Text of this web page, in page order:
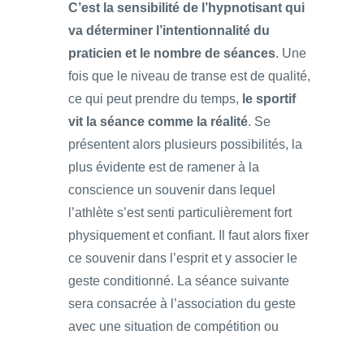
C’est la sensibilité de l’hypnotisant qui
va déterminer l’intentionnalité du
praticien et le nombre de séances. Une
fois que le niveau de transe est de qualité,
ce qui peut prendre du temps, le sportif
vit la séance comme la réalité. Se
présentent alors plusieurs possibilités, la
plus évidente est de ramener à la
conscience un souvenir dans lequel
l’athlète s’est senti particulièrement fort
physiquement et confiant. Il faut alors fixer
ce souvenir dans l’esprit et y associer le
geste conditionné. La séance suivante
sera consacrée à l’association du geste
avec une situation de compétition ou